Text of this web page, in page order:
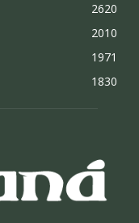
2620
2010
1971
1830